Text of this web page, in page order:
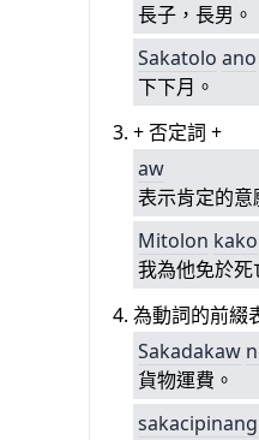
長子，長男。
Sakatolo ano
下下月。
+ 否定詞 +
aw
表示肯定的意
Mitolon kako
我為他免於死
為動詞的前綴
Sakadakaw
貨物運費。
sakacipinang